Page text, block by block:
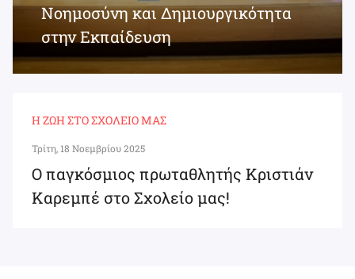
Νοημοσύνη και Δημιουργικότητα
στην Εκπαίδευση
Η ΖΩΉ ΣΤΟ ΣΧΟΛΕΊΟ ΜΑΣ
Τρίτη, 18 Νοεμβρίου 2025
Ο παγκόσμιος πρωταθλητής Κριστιάν
Καρεμπέ στο Σχολείο μας!